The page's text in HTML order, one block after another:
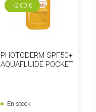
PHOTODERM SPF50+
AQUAFLUIDE POCKET
En stock
-2,00 €